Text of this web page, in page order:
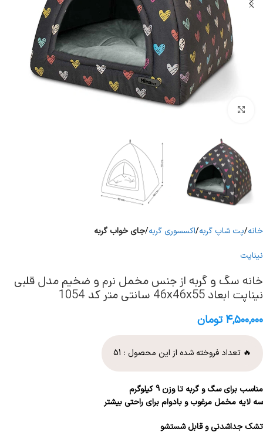
برای بزرگنمایی کلیک کنید
خانه پت شاپ گربه اکسسوری گربه جای خواب گربه
نیناپت
خانه سگ و گربه از جنس مخمل نرم و ضخیم مدل قلبی
نیناپت ابعاد 46x46x55 سانتی متر کد 1054
۴,۵۰۰,۰۰۰ تومان
🔥 تعداد فروخته شده از این محصول : 51
مناسب برای سگ و گربه تا وزن 9 کیلوگرم
سه لایه مخمل مرغوب و بادوام برای راحتی بیشتر
تشک جداشدنی و قابل شستشو